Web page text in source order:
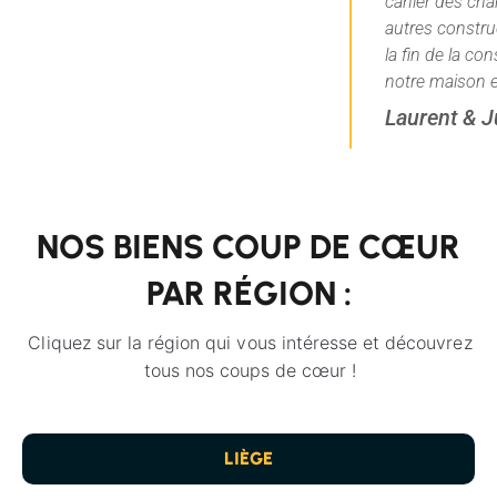
autres constructeurs du marché. Deux ans après
la fin de la construction, on est toujours ravis de
notre maison et on en profite tous les jours.
NOS BIENS COUP DE CŒUR
PAR RÉGION :
Cliquez sur la région qui vous intéresse et découvrez
tous nos coups de cœur !
LIÈGE